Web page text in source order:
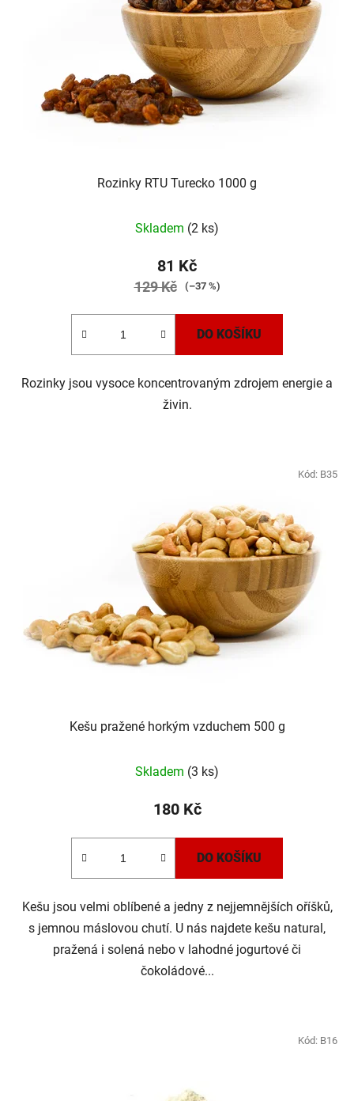
Rozinky RTU Turecko 1000 g
Skladem (2 ks)
81 Kč
129 Kč (–37 %)
DO KOŠÍKU
Rozinky jsou vysoce koncentrovaným zdrojem energie a
živin.
Kešu pražené horkým vzduchem 500 g
Skladem (3 ks)
180 Kč
DO KOŠÍKU
Kešu jsou velmi oblíbené a jedny z nejjemnějších oříšků,
s jemnou máslovou chutí. U nás najdete kešu natural,
pražená i solená nebo v lahodné jogurtové či
čokoládové...
Kód: B35
Kód: B16